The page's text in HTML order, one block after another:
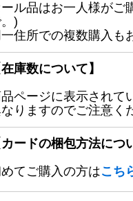
ル品はお一人様がご
)
一住所での複数購入も
在庫数について】
ページに表示されて
りますのでご注意く
カードの梱包方法につ
てご購入の方はこち